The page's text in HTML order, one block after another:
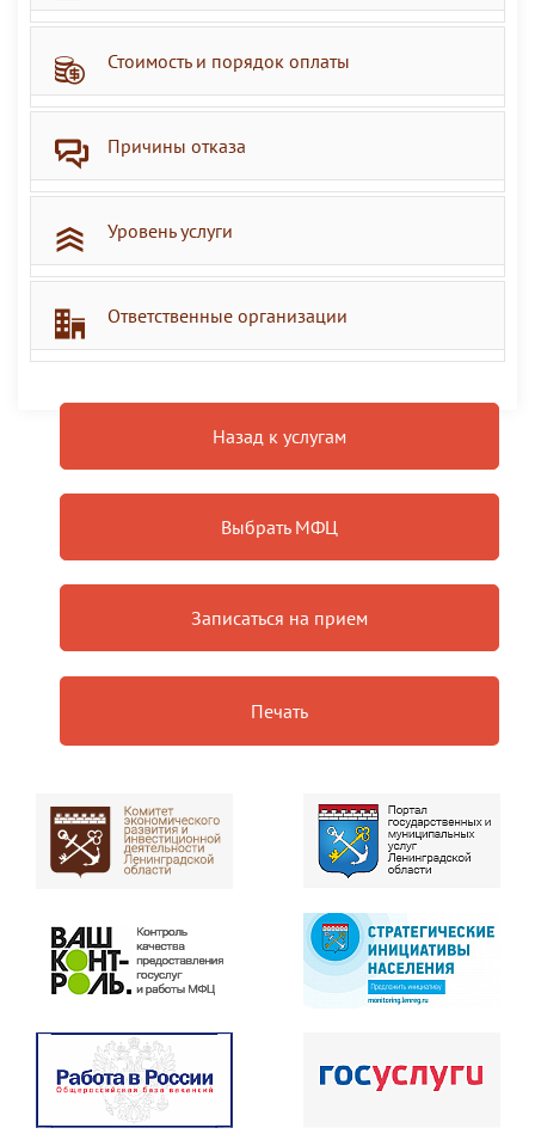
Стоимость и порядок оплаты
Причины отказа
Уровень услуги
Ответственные организации
Назад к услугам
Выбрать МФЦ
Записаться на прием
Печать